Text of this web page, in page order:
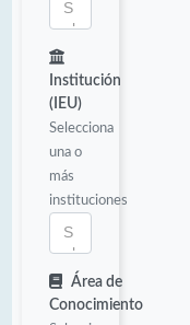
Institución
(IEU)
Selecciona
una o
más
instituciones
Área de
Conocimiento